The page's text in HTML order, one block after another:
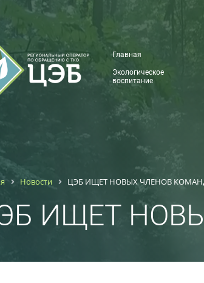
Главная
Экологическое
воспитание
Новости ЦЭБ ИЩЕТ НОВЫХ ЧЛЕНОВ
ИЩЕТ